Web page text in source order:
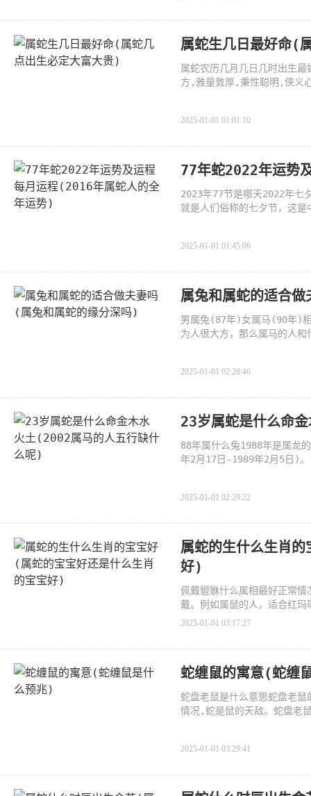
属蛇生几日最好命(
属蛇农历几月几日几时出生
方,雅量敦厚,秉性聪明,侠义
2025-01-01 01:01:10
77年蛇2022年运势
2023年77节是哪天2022年七
就是人们俗称的七夕节，这
2025-01-01 01:45:06
属兔和属蛇的适合
男属兔(87年)女属马(90年)相
为人很大方，那么属马的人
2025-01-01 02:28:46
23岁属蛇是什么命
88年属什么兔1988年是属龙
年2月17日-1989年2月5日)。
2025-01-01 02:29:22
属蛇的生什么生肖
好)
佩戴貔貅什么属相最好正常
戴。例如属鼠的人，适合红
2025-01-01 03:17:27
蛇缠鼠的寓意(蛇缠
蛇盘老鼠是什么意思蛇盘老
情况,蛇是鼠的天敌。蛇盘老
2025-01-01 03:29:41